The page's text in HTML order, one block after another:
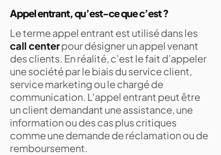
Appel entrant, qu’est-ce que c’est ?
Le terme appel entrant est utilisé dans les
call centerpour désigner un appel venant
des clients. En réalité, c’est le fait d’appeler
une société par le biais du service client,
service marketing ou le chargé de
communication. L'appel entrant peut être
un client demandant une assistance, une
information ou des cas plus critiques
comme une demande de réclamation ou de
remboursement.